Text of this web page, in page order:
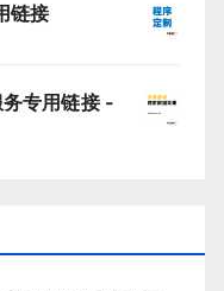
链接
专用链接 -